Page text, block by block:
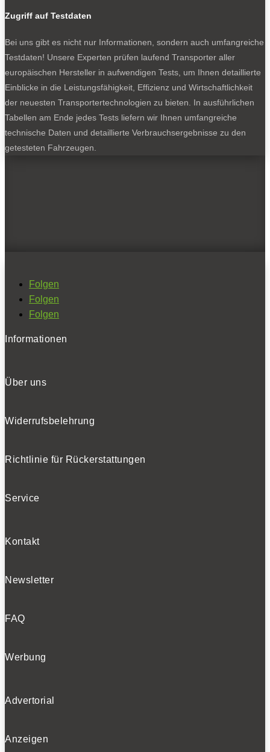
Zugriff auf Testdaten
Bei uns gibt es nicht nur Informationen, sondern auch umfangreiche
Testdaten! Unsere Experten prüfen laufend Transporter aller
europäischen Hersteller in aufwendigen Tests, um Ihnen detaillierte
Einblicke in die Leistungsfähigkeit, Effizienz und Wirtschaftlichkeit
der neuesten Transportertechnologien zu bieten. In ausführlichen
Tabellen am Ende jedes Tests liefern wir Ihnen umfangreiche
technische Daten und detaillierte Verbrauchsergebnisse zu den
getesteten Fahrzeugen.
Folgen
Folgen
Folgen
Informationen
Über uns
Widerrufsbelehrung
Richtlinie für Rückerstattungen
Service
Kontakt
Newsletter
FAQ
Werbung
Advertorial
Anzeigen